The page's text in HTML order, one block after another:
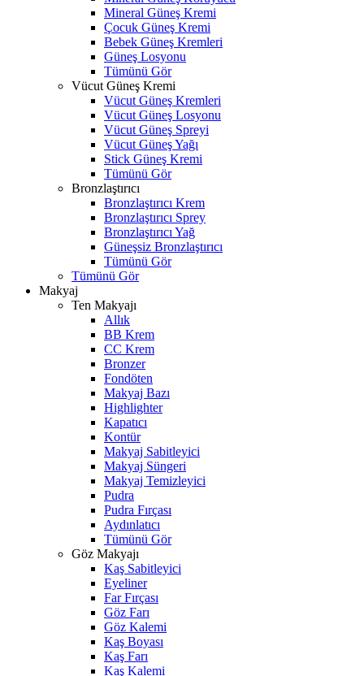
Mineral Güneş Kremi
Çocuk Güneş Kremi
Bebek Güneş Kremleri
Güneş Losyonu
Tümünü Gör
Vücut Güneş Kremi
Vücut Güneş Kremleri
Vücut Güneş Losyonu
Vücut Güneş Spreyi
Vücut Güneş Yağı
Stick Güneş Kremi
Tümünü Gör
Bronzlaştırıcı
Bronzlaştırıcı Krem
Bronzlaştırıcı Sprey
Bronzlaştırıcı Yağ
Güneşsiz Bronzlaştırıcı
Tümünü Gör
Tümünü Gör
Makyaj
Ten Makyajı
Allık
BB Krem
CC Krem
Bronzer
Fondöten
Makyaj Bazı
Highlighter
Kapatıcı
Kontür
Makyaj Sabitleyici
Makyaj Süngeri
Makyaj Temizleyici
Pudra
Pudra Fırçası
Aydınlatıcı
Tümünü Gör
Göz Makyajı
Kaş Sabitleyici
Eyeliner
Far Fırçası
Göz Farı
Göz Kalemi
Kaş Boyası
Kaş Farı
Kaş Kalemi